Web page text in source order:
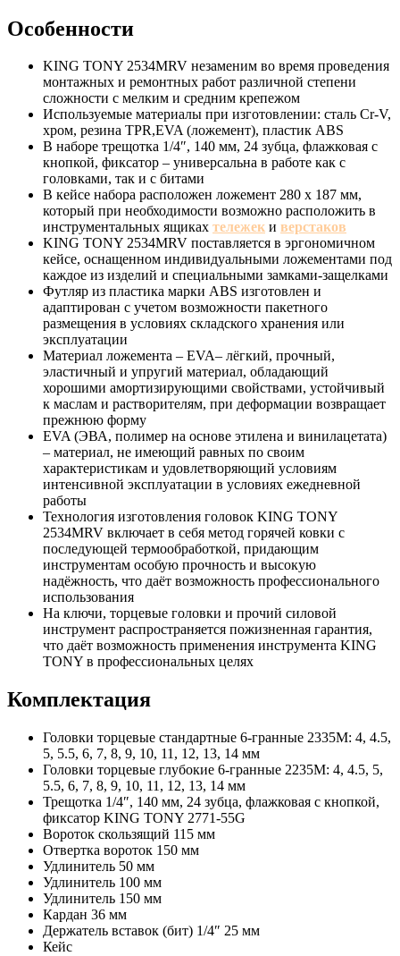
Особенности
KING TONY 2534MRV незаменим во время проведения
монтажных и ремонтных работ различной степени
сложности с мелким и средним крепежом
Используемые материалы при изготовлении: сталь Cr-V,
хром, резина TPR,EVA (ложемент), пластик ABS
В наборе трещотка 1/4″, 140 мм, 24 зубца, флажковая с
кнопкой, фиксатор – универсальна в работе как с
головками, так и с битами
В кейсе набора расположен ложемент 280 x 187 мм,
который при необходимости возможно расположить в
инструментальных ящиках тележек и верстаков
KING TONY 2534MRV поставляется в эргономичном
кейсе, оснащенном индивидуальными ложементами под
каждое из изделий и специальными замками-защелками
Футляр из пластика марки ABS изготовлен и
адаптирован с учетом возможности пакетного
размещения в условиях складского хранения или
эксплуатации
Материал ложемента – EVA– лёгкий, прочный,
эластичный и упругий материал, обладающий
хорошими амортизирующими свойствами, устойчивый
к маслам и растворителям, при деформации возвращает
прежнюю форму
EVA (ЭВА, полимер на основе этилена и винилацетата)
– материал, не имеющий равных по своим
характеристикам и удовлетворяющий условиям
интенсивной эксплуатации в условиях ежедневной
работы
Технология изготовления головок KING TONY
2534MRV включает в себя метод горячей ковки с
последующей термообработкой, придающим
инструментам особую прочность и высокую
надёжность, что даёт возможность профессионального
использования
На ключи, торцевые головки и прочий силовой
инструмент распространяется пожизненная гарантия,
что даёт возможность применения инструмента KING
TONY в профессиональных целях
Комплектация
Головки торцевые стандартные 6-гранные 2335M: 4, 4.5,
5, 5.5, 6, 7, 8, 9, 10, 11, 12, 13, 14 мм
Головки торцевые глубокие 6-гранные 2235M: 4, 4.5, 5,
5.5, 6, 7, 8, 9, 10, 11, 12, 13, 14 мм
Трещотка 1/4″, 140 мм, 24 зубца, флажковая с кнопкой,
фиксатор KING TONY 2771-55G
Вороток скользящий 115 мм
Отвертка вороток 150 мм
Удлинитель 50 мм
Удлинитель 100 мм
Удлинитель 150 мм
Кардан 36 мм
Держатель вставок (бит) 1/4″ 25 мм
Кейс